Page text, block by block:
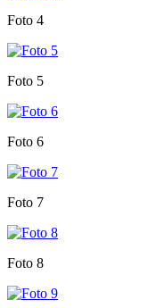
Foto 4
Foto 5
Foto 6
Foto 7
Foto 8